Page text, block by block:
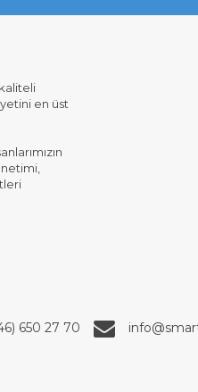
en üst
650 27 70